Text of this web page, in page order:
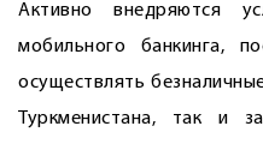
Активно внедряются
мобильного банкинга,
осуществлять
Туркменистана, так и